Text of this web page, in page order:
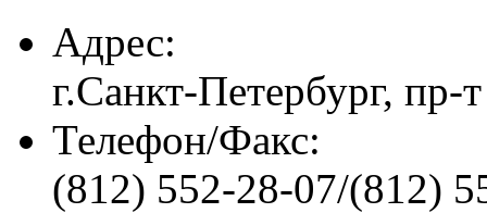
Адрес:
г.Санкт-Петербург, пр-
Телефон/Факс:
(812) 552-28-07/(812)